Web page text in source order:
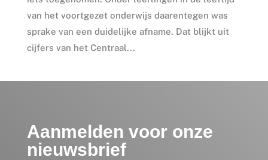
van het voortgezet onderwijs daarentegen was
sprake van een duidelijke afname. Dat blijkt uit
cijfers van het Centraal...
Aanmelden voor onze
nieuwsbrief